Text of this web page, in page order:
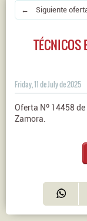
← Siguiente
TÉCNICOS
Friday, 11 de July de 2025
Oferta Nº 14458 de
Zamora.